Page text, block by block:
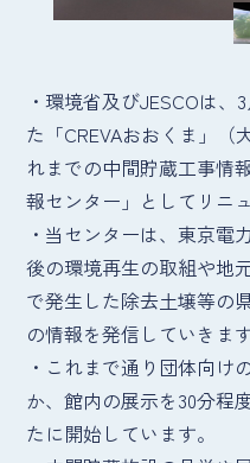
・環境省及びJESCOは、
た「CREVAおおくま」（
れまでの中間貯蔵工事情
報センター」としてリニ
・当センターは、東京電
後の環境再生の取組や地
で発生した除去土壌等の
の情報を発信していきます
・これまで通り団体向け
か、館内の展示を30分程
たに開始しています。